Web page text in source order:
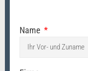
Name